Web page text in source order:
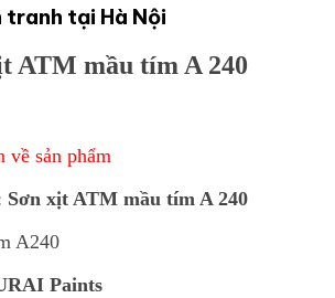
tại Hà Nội
ATM mầu tím A 240
về sản phẩm
Sơn xịt ATM mầu tím A 240
A240
Paints